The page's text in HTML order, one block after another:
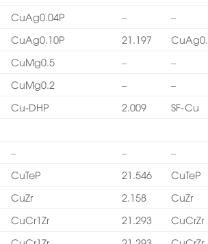
CuAg0.04P –
–
CuAg0.10P 21.197
CuMg0.5 –
–
CuMg0.2 –
–
Cu-DHP 2.009 SF-Cu
– –
–
CuTeP 21.546
CuTeP
CuZr 2.158
CuZr
CuCr1Zr 21.293
CuCrZr